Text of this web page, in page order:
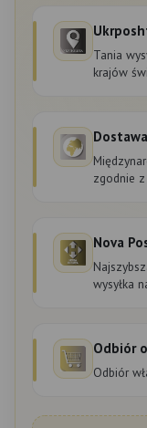
Tania
krajów
zgodnie
Nova
wysyłka
Odbiór
Odbiór